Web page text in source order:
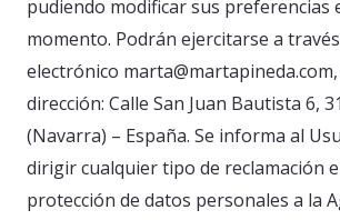
pudiendo modificar sus preferencias
momento. Podrán ejercitarse a
electrónico
dirección: Calle San Juan Bautista 6,
(Navarra) – España. Se informa al
dirigir cualquier tipo de reclamación
protección de datos personales a la